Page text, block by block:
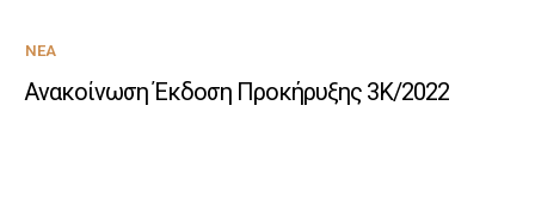
ΝΈΑ
Ανακοίνωση Έκδοση Προκήρυξης 3Κ/2022